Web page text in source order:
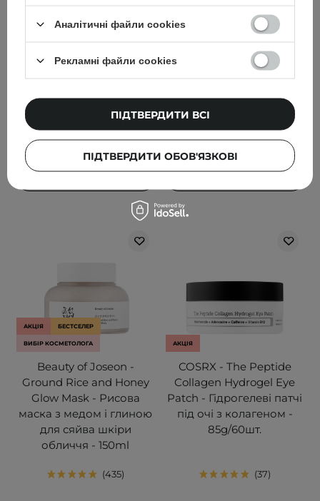
Зволожувальний крем
для обличчя з
холестеролом - 80ml
1 399,00 ГРН
1 329,00 ГРН
Cleansing Foam - Пінка
для глибокого
очищення обличчя -
549,00 ГРН
АКЦІЯ БЕСТСЕЛЕР
ВИБІР КОСМЕТОЛОГА
Beauty of Joseon -
Ground Rice and Honey
Glow Mask - Рисова
маска з медом і глиною
для сяйва шкіри
обличчя - 150ml
435
АКЦІЯ
COSRX - The Peptide
Collagen Hydrogel Eye
Patch - Гідрогелеві патчі
під очі з колагеном -
85g/60шт.
37
Аналітичні файли cookies
Рекламні файли cookies
ПІДТВЕРДИТИ ОБОВ'ЯЗКОВІ
ПІДТВЕРДИТИ ВСІ